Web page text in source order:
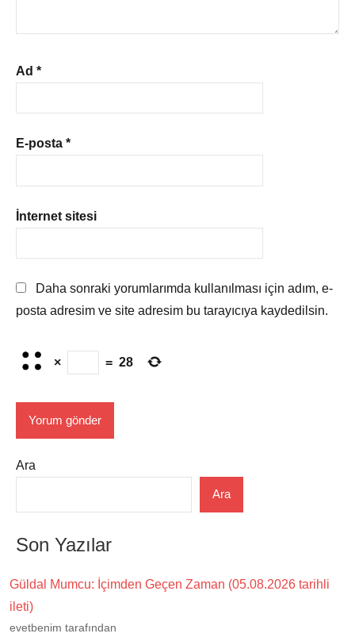
Ad *
E-posta *
İnternet sitesi
Daha sonraki yorumlarımda kullanılması için adım, e-
posta adresim ve site adresim bu tarayıcıya kaydedilsin.
× = 28
Ara
Ara
Son Yazılar
Güldal Mumcu: İçimden Geçen Zaman (05.08.2026 tarihli
ileti)
evetbenim tarafından